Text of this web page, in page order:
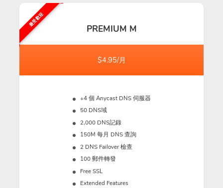
最受歡迎
PREMIUM M
$4.95/月
+4 個 Anycast DNS 伺服器
50 DNS域
2,000 DNS記錄
150M 每月 DNS 查詢
2 DNS Failover 檢查
100 郵件轉發
Free SSL
Extended Features